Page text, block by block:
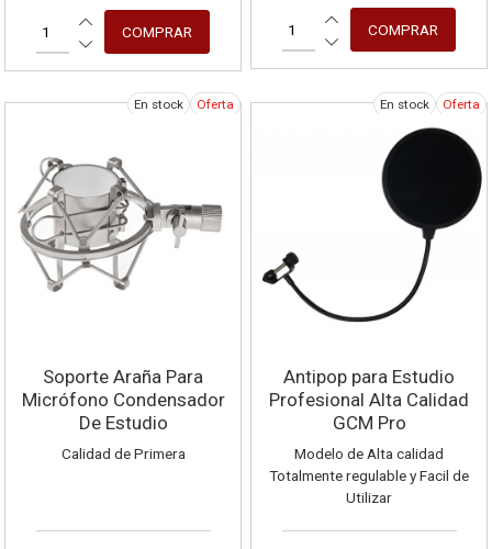
En stock Oferta
Soporte Araña Para
Micrófono Condensador
De Estudio
Calidad de Primera
En stock Oferta
Antipop para Estudio
Profesional Alta Calidad
GCM Pro
Modelo de Alta calidad
Totalmente regulable y Facil de
Utilizar